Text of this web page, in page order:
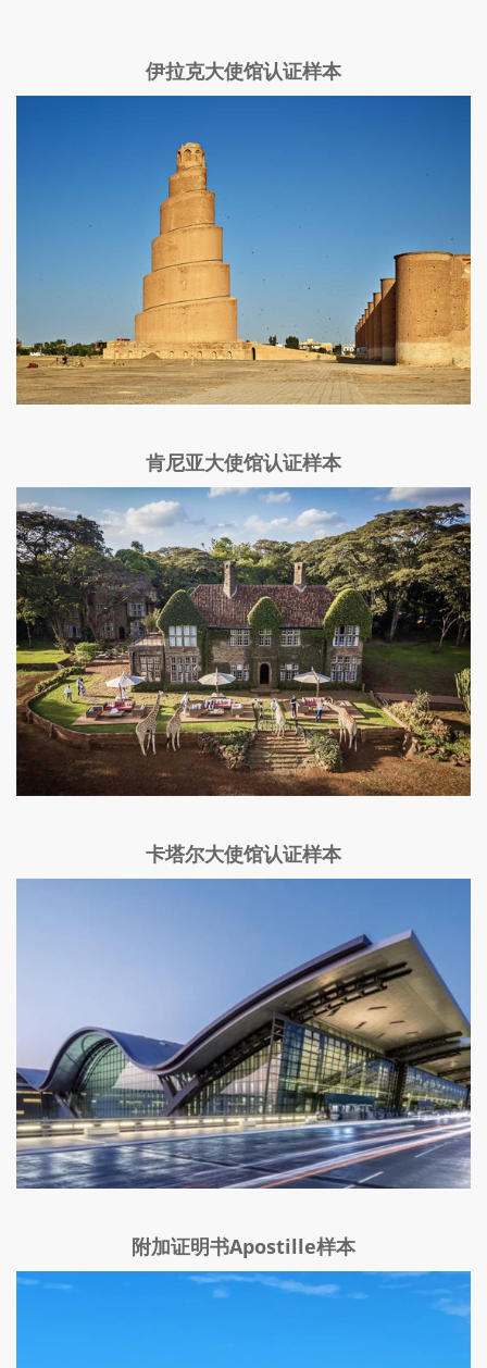
伊拉克大使馆认证样本
肯尼亚大使馆认证样本
卡塔尔大使馆认证样本
附加证明书Apostille样本